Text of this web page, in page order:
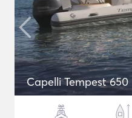
Capelli Tempest 650